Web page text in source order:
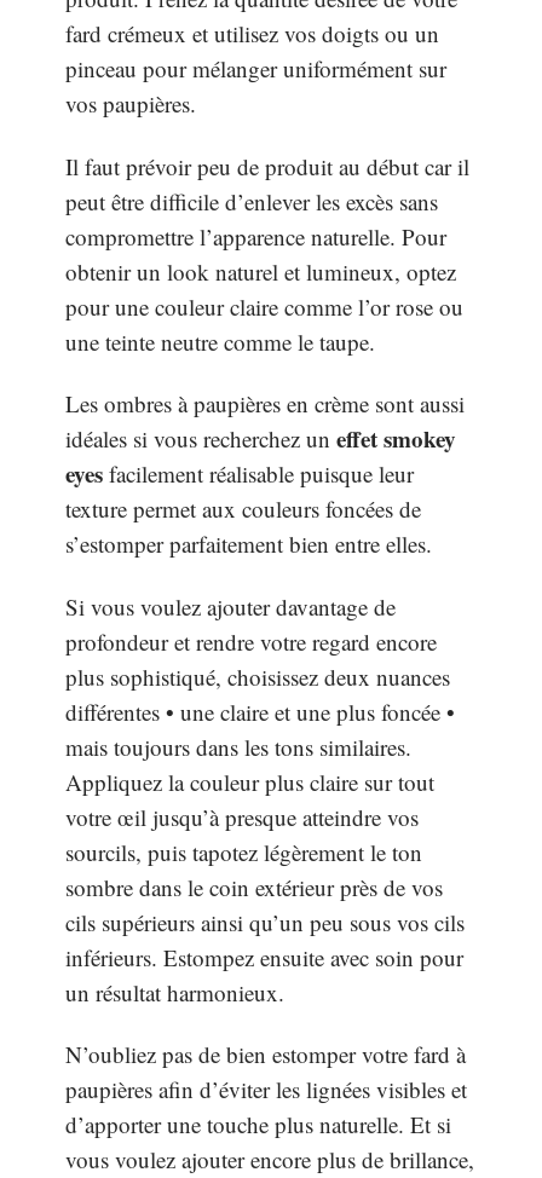
fard crémeux et utilisez vos doigts ou un
pinceau pour mélanger uniformément sur
vos paupières.
Il faut prévoir peu de produit au début car il
peut être difficile d’enlever les excès sans
compromettre l’apparence naturelle. Pour
obtenir un look naturel et lumineux, optez
pour une couleur claire comme l’or rose ou
une teinte neutre comme le taupe.
Les ombres à paupières en crème sont aussi
idéales si vous recherchez un effet smokey
eyes facilement réalisable puisque leur
texture permet aux couleurs foncées de
s’estomper parfaitement bien entre elles.
Si vous voulez ajouter davantage de
profondeur et rendre votre regard encore
plus sophistiqué, choisissez deux nuances
différentes • une claire et une plus foncée •
mais toujours dans les tons similaires.
Appliquez la couleur plus claire sur tout
votre œil jusqu’à presque atteindre vos
sourcils, puis tapotez légèrement le ton
sombre dans le coin extérieur près de vos
cils supérieurs ainsi qu’un peu sous vos cils
inférieurs. Estompez ensuite avec soin pour
un résultat harmonieux.
N’oubliez pas de bien estomper votre fard à
paupières afin d’éviter les lignées visibles et
d’apporter une touche plus naturelle. Et si
vous voulez ajouter encore plus de brillance,